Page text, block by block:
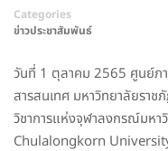
Categories
ข่าวประชาสัมพันธ์
วันที่ 1 ตุลาคม 2565 ศูนย์ภา
สารสนเทศ มหาวิทยาลัยรา
วิชาการแห่งจุฬาลงกรณ์มหา
Chulalongkorn